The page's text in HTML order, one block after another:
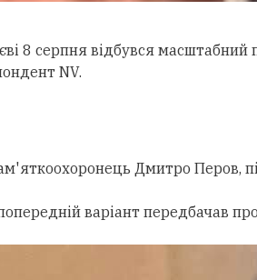
8 серпня відбувся масштабний
NV.
Дмитро Перов,
варіант передбачав